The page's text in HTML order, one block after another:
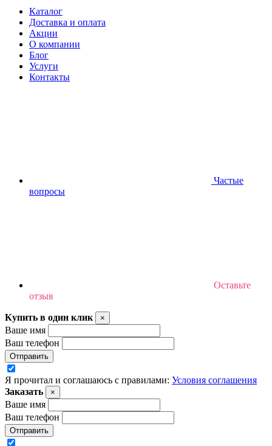
Каталог
Доставка и оплата
Акции
О компании
Блог
Услуги
Контакты
Частые
вопросы
Оставьте
отзыв
Купить в один клик ×
Ваше имя
Ваш телефон
Отправить
Я прочитал и соглашаюсь с правилами: Условия соглашения
Заказать
×
Ваше имя
Ваш телефон
Отправить